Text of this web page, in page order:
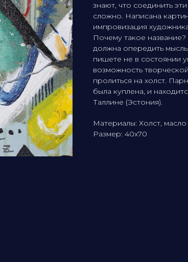
знают, что соединить
сложно. Написана
импровизация
Почему такое
должна опередить
пишете не в состоянии
возможность
пролиться на холст.
была куплена, и
Таллине (Эстония).
Материалы: Холст, масло
Размер: 40х70